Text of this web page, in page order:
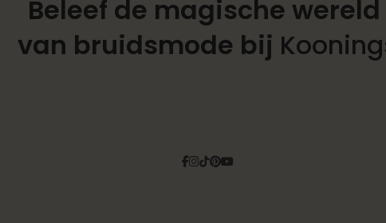
Beleef de magische wereld
van bruidsmode bij
Facebook
Instagram
Tiktok
Pinterest
YouTube